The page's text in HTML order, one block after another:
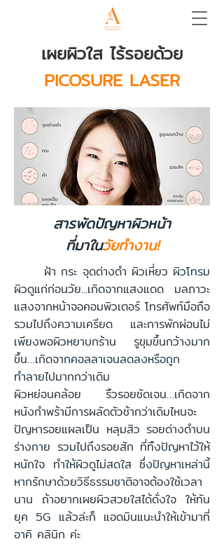
เผยผิวใส ไร้รอยด้วย
PICOSURE LASER
สารพัดปัญหาผิวหน้า
ที่มาในวัยทำงาน!
ฝ้า กระ จุดด่างดำ ผิวเหี่ยว ผิวโทรม
ผิวดูแก่ก่อนวัย...เกิดจากแสงแดด มลภาวะ
แสงจากหน้าจอคอมพิวเตอร์ โทรศัพท์มือถือ
รวมไปถึงความเครียด และการพักผ่อนไม่
เพียงพอผิวหยาบกร้าน รูขุมขึ้นกว้างมาก
ขึ้น…เกิดจากคอลลาเจนลดลงหรือถูก
ทำลายไปมากกว่าเดิม
ผิวหย่อนคล้อย ริ้วรอยชัดเจน…เกิดจาก
หนังกำพร้ามีการผลัดตัวช้ากว่าเดิมไหนจะ
ปัญหารอยแผลเป็น หลุมสิว รอยด่างดำบน
ร่างกาย รวมไปถึงรอยสัก ที่ทิ้งปัญหาไว้ให้
หนักใจ ทำให้ผิวดูไม่สดใส ซึ่งปัญหาเหล่านี้
หากรักษาด้วยวิธีธรรมชาติอาจต้องใช้เวลา
นาน ถ้าอยากเผยผิวสวยใสได้ดั่งใจ ให้ทัน
ยุค 5G แล้วล่ะก็ แอดมินแนะนำให้เข้ามาที่
อาคิ คลินิก ค่ะ